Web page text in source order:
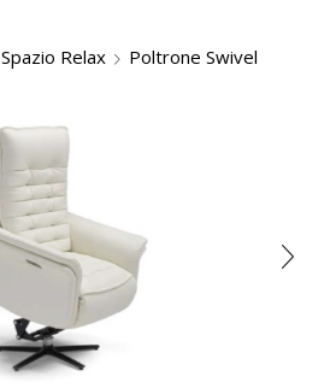
Spazio Relax Poltrone Swivel